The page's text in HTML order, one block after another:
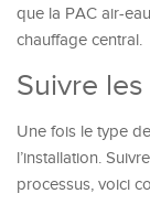
que la PAC air-
chauffage central.
Suivre
Une fois le type
l’installation.
processus, voici